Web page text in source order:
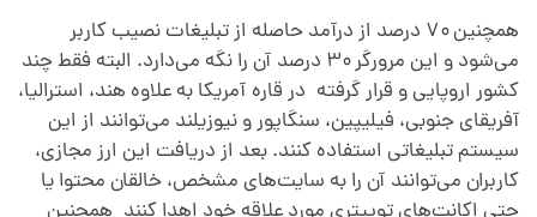
گ
ر
م
همچنین ۷۰ درصد از درآمد حاصله از تبلیغات نصیب کاربر
می‌شود و این مرورگر ۳۰ درصد آن را نگه می‌دارد. البته فقط چند
کشور اروپایی و قرار گرفته در قاره آمریکا به علاوه هند، استرالیا،
آفریقای جنوبی، فیلیپین، سنگاپور و نیوزیلند می‌توانند از این
سیستم تبلیغاتی استفاده کنند. بعد از دریافت این ارز مجازی،
کاربران می‌توانند آن را به سایت‌های مشخص، خالقان محتوا یا